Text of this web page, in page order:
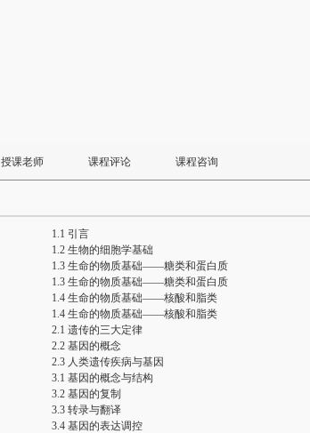
授课老师 课程评论 课程咨询
1.1 引言
1.2 生物的细胞学基础
1.3 生命的物质基础——糖类和蛋白质
1.3 生命的物质基础——糖类和蛋白质
1.4 生命的物质基础——核酸和脂类
1.4 生命的物质基础——核酸和脂类
2.1 遗传的三大定律
2.2 基因的概念
2.3 人类遗传疾病与基因
3.1 基因的概念与结构
3.2 基因的复制
3.3 转录与翻译
3.4 基因的表达调控